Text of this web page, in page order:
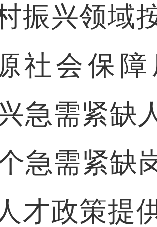
振兴领域
社会保
急需紧缺
急需紧缺
才政策提